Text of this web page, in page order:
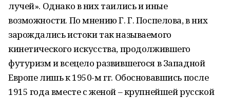
лучей». Однако в них таились и иные
возможности. По мнению Г. Г. Поспелова, в них
зарождались истоки так называемого
кинетического искусства, продолжившего
футуризм и всецело развившегося в Западной
Европе лишь к 1950-м гг. Обосновавшись после
1915 года вместе с женой – крупнейшей русской